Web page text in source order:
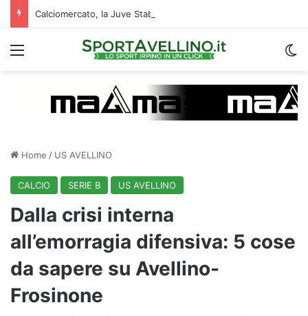
Menu
Home / US AVELLINO
CALCIO SERIE B US AVELLINO
Dalla crisi interna
all’emorragia difensiva: 5 cose
da sapere su Avellino-
Frosinone